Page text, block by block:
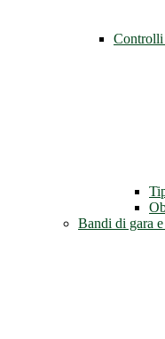
Controlli
Bandi di gara